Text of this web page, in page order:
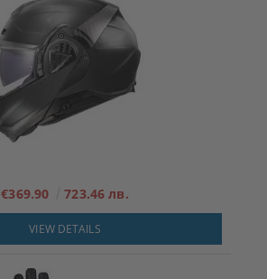
€369.90 723.46 лв.
VIEW DETAILS